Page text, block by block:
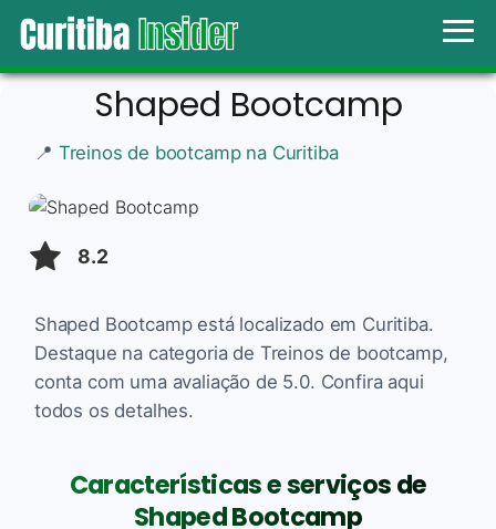
Shaped Bootcamp
📍 Treinos de bootcamp na Curitiba
8.2
Shaped Bootcamp está localizado em Curitiba.
Destaque na categoria de Treinos de bootcamp,
conta com uma avaliação de 5.0. Confira aqui
todos os detalhes.
Características e serviços de
Shaped Bootcamp